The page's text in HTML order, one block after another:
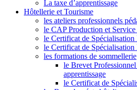
La taxe d’apprentissage
Hôtellerie et Tourisme
les ateliers professionnels
le CAP Production et Service
le Certificat de Spécialisation
le Certificat de
les formations de sommellerie
le Brevet
apprentissage
le Certificat de